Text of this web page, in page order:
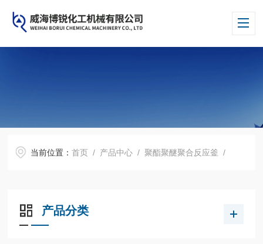
当前位置：首页 / 产品中心 /聚酯聚醚聚合反应釜 /
产品分类